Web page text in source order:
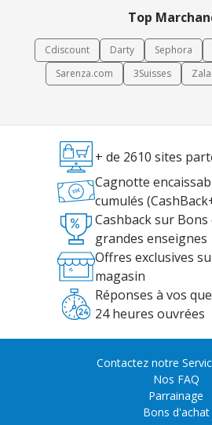
Top
Cdiscount Darty Sephora
Sarenza.com
3Suisses
+ de 2610 sites
Cagnotte
cumulés
Cashback sur Bons
grandes enseignes
Offres exclusives
magasin
Réponses à vos
24 heures ouvrées
Contactez notre
Nos FAQ
Parrainage
Bons d'achat